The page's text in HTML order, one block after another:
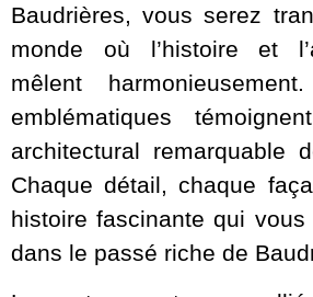
Baudrières, vous serez
monde où l’histoire et
mêlent
emblématiques
architectural remarquable
Chaque détail, chaque
histoire fascinante qui
dans le passé riche de